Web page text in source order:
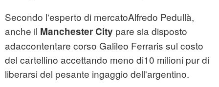
Secondo l'esperto di mercatoAlfredo Pedullà,
anche il Manchester City pare sia disposto
adaccontentare corso Galileo Ferraris sul costo
del cartellino accettando meno di10 milioni pur di
liberarsi del pesante ingaggio dell'argentino.